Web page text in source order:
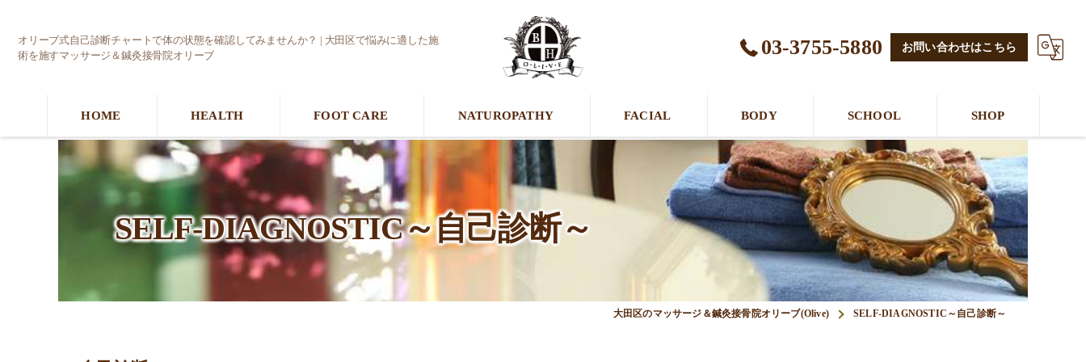
オリーブ式自己診断チャートで体の状態を確認してみませんか？ | 大田区で悩みに適した施
術を施すマッサージ＆鍼灸接骨院オリーブ
03-3755-5880 お問い合わせはこちら
HOME HEALTH FOOT CARE NATUROPATHY FACIAL BODY SCHOOL SHOP
SELF-DIAGNOSTIC～自己診断～
大田区のマッサージ＆鍼灸接骨院オリーブ(Olive) SELF-DIAGNOSTIC～自己診断～